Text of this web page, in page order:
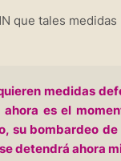
que tales
medidas
ahora es el
su bombardeo
detendrá ahora